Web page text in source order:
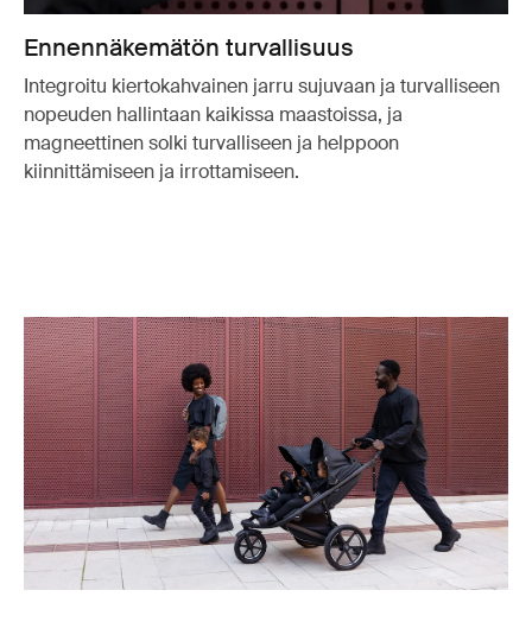
Ennennäkemätön turvallisuus
Integroitu kiertokahvainen jarru sujuvaan ja turvalliseen
nopeuden hallintaan kaikissa maastoissa, ja
magneettinen solki turvalliseen ja helppoon
kiinnittämiseen ja irrottamiseen.